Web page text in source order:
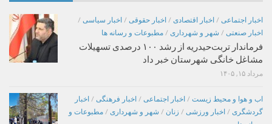
اخبار اجتماعی / اخبار اقتصادی / اخبار حقوقی / اخبار سیاسی /
اخبار صنعتی / شهر و شهرداری / مطبوعات و رسانه ها
فرماندار تربت‌حیدریه از رشد ۱۰۰ درصدی تسهیلات
مشاغل خانگی شهرستان خبر داد
مرداد ۱۵, ۱۴۰۵
اب و هوا و محیط زیست / اخبار اجتماعی / اخبار فرهنگی / اخبار
گردشگری / اخبار ورزشی / زنان / شهر و شهرداری / مطبوعات و